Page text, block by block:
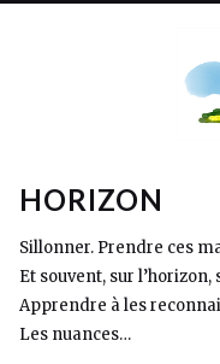
HORIZON
Sillonner. Prendre ces
Et souvent, sur
Apprendre à les
Les nuances…